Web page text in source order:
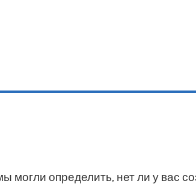
могли определить, нет ли у вас